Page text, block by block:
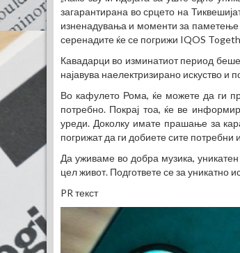
загарантирана во срцето на
изненадувања и моменти за паметење
серенадите ќе се погрижи IQOS
Кавадарци во изминатиот период
најавува наелектризирано искуство и
Во кафулето Рома, ќе можете да ги
потребно. Покрај тоа, ќе ве
уреди. Доколку имате прашање за
погрижат да ги добиете сите
Да уживаме во добра музика,
цел живот. Подгответе се за уникатно
PR текст